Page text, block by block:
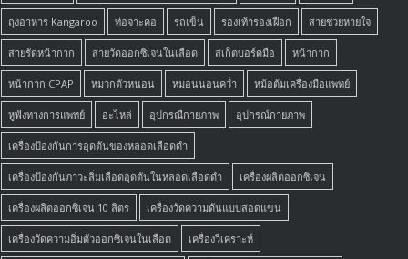
ถุงอาหาร Kangaroo ท่อจาะคอ รถเข็น รองเท้ารองเฝือก สายช่วยหายใจ
สายรัดหน้ากาก สายวัดออกซิเจนในเลือด สเก็ตบอร์ดมือ หน้ากาก
หน้ากาก CPAP หมวกตัวหนอน หมอนนอนคว่ำ หม้อต้มเครื่องมือแพทย์
หูฟังทางการแพทย์ อะไหล่ อุปกรณืกายภาพ อุปกรณ์กายภาพ
เครื่องป้องกันการอุดตันของหลอดเลือดดำ
เครื่องป้องกันภาวะลิ่มเลือดอุดตันในหลอดเลือดดำ เครื่องผลิตออกซิเจน
เครื่องผลิตออกซิเจน 10 ลิตร เครื่องวัดความดันแบบสอดแขน
เครื่องวัดความอิ่มตัวออกซิเจนในเลือด เครื่องวิเคราะห์